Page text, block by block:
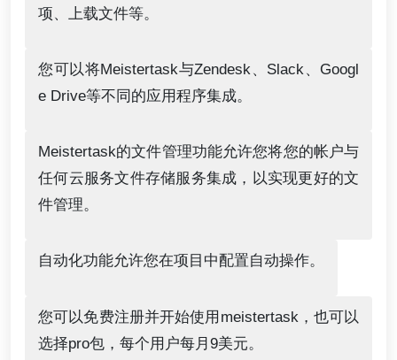
项、上载文件等。
您可以将Meistertask与Zendesk、Slack、Googl
e Drive等不同的应用程序集成。
Meistertask的文件管理功能允许您将您的帐户与
任何云服务文件存储服务集成，以实现更好的文
件管理。
自动化功能允许您在项目中配置自动操作。
您可以免费注册并开始使用meistertask，也可以
选择pro包，每个用户每月9美元。